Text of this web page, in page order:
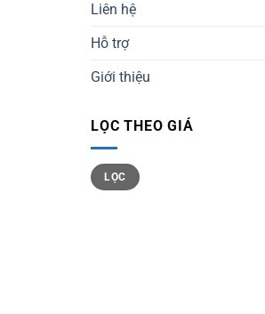
Liên hệ
Hỗ trợ
Giới thiệu
LỌC THEO GIÁ
Giá
tối
thiểu
Giá
tối
đa
LỌC